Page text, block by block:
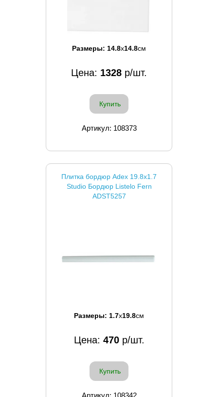
Размеры: 14.8x14.8см
Цена: 1328 р/шт.
Купить
Артикул: 108373
Плитка бордюр Adex 19.8x1.7
Studio Бордюр Listelo Fern
ADST5257
Размеры: 1.7x19.8см
Цена: 470р/шт.
Купить
Артикул: 108342